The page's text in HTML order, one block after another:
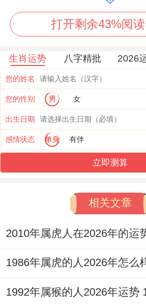
造成的狮子座的王者风范同
总觉的自己能够规划好一切。
感到压抑。举个例子在选择
强行决定自己想去的的方...
能让伴侣觉的不安、今天说
装修,明天又觉的另一种风格
单身者的恋爱概率、单身的
2025年有一定的恋爱概率提
但却他们自身的情绪大概是
异性进一步迈进关系时产生
当遇到一个有好感的人时左
打开剩余43%阅
生肖运势 八字精批 2026
您的姓名
您的性别 男 女
出生日期
感情状态 单身 有伴
立即测算
相关文章